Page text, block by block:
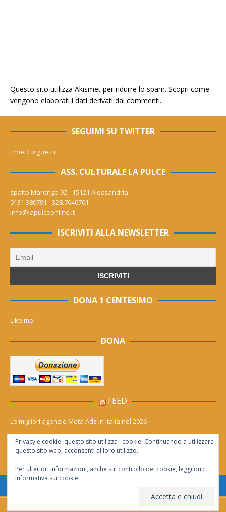
Questo sito utilizza Akismet per ridurre lo spam. Scopri come
vengono elaborati i dati derivati dai commenti.
SEGUIMI SU TWITTER
I miei Cinguettii
ASS. CULTURALE LA PULCE
spalto Marengo 92 - 15121 Alessandria
0131.380791 - 328.7040761
info@lapulceonline.it
ISCRIVITI ALLA NEWSLETTER
DONA 1 CENTESIMO
Like me!
DONA
FEED
Le migliori agenzie Meta Ads in Italia nel 2026
Aia Syensqo, il rinnovo divide: stop al cC6O4 dal 2027, ma i comitati
chiedono “zero Pfas subito”
Consentita la riproduzione solo se citata la fonte
Privacy e cookie: questo sito utilizza i cookie. Continuando a utilizzare
questo sito web, acconsenti al loro utilizzo.
Per ulteriori informazioni, anche sul controllo dei cookie, leggi qui:
Informativa sui cookie